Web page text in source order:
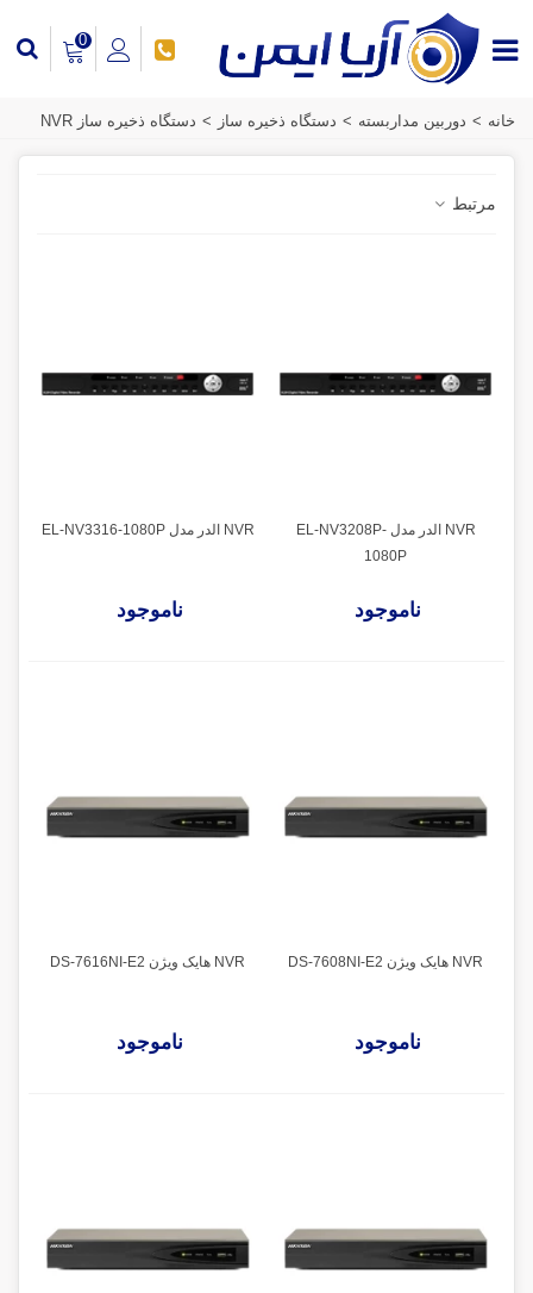
0
خانه > دوربین مداربسته > دستگاه ذخیره ساز > دستگاه ذخیره ساز NVR
مرتبط
NVR الدر مدل EL-NV3208P-
1080P
ناموجود
NVR الدر مدل EL-NV3316-1080P
ناموجود
NVR هایک ویژن DS-7608NI-E2
ناموجود
NVR هایک ویژن DS-7616NI-E2
ناموجود